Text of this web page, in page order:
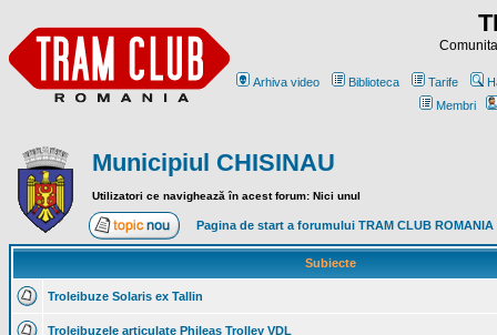
Arhiva video Biblioteca Tarife
Membri
Municipiul CHISINAU
Utilizatori ce navighează în acest forum: Nici unul
Pagina de start a forumului TRAM CLUB ROMANIA
Subiecte
Troleibuze Solaris ex Tallin
Troleibuzele articulate Phileas Trolley VDL